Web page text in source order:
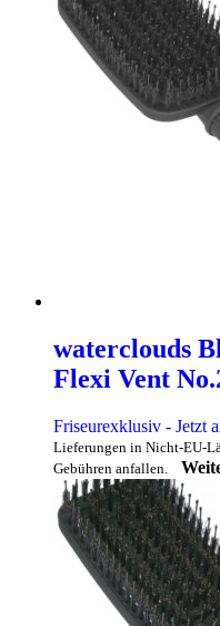
waterclouds
Flexi Vent
Friseurexklusiv - Jetzt
Lieferungen in Nicht-EU-
Gebühren anfallen.